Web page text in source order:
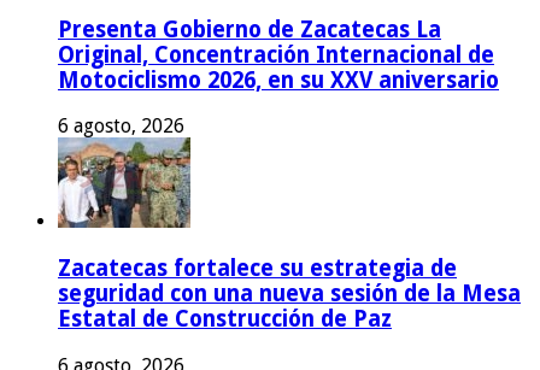
Presenta Gobierno de Zacatecas La
Original, Concentración Internacional de
Motociclismo 2026, en su XXV aniversario
6 agosto, 2026
Zacatecas fortalece su estrategia de
seguridad con una nueva sesión de la Mesa
Estatal de Construcción de Paz